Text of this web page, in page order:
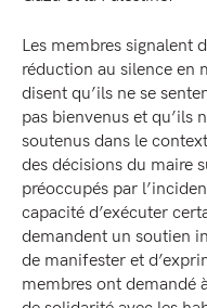
Les membres signalent
réduction au silence en
disent qu’ils ne se
pas bienvenus et qu’ils
soutenus dans le
des décisions du maire
préoccupés par
capacité d’exécuter
demandent un soutien
de manifester et
membres ont demandé